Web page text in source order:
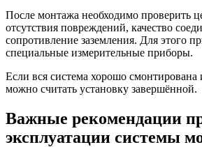
После монтажа необходимо проверить
отсутствия повреждений, качество
сопротивление заземления. Для этого
специальные измерительные приборы.
Если вся система хорошо смонтирована
можно считать установку завершённой.
Важные рекомендации
эксплуатации системы